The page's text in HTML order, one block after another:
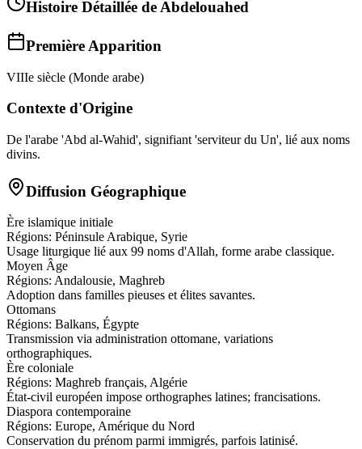
Histoire Détaillée de Abdelouahed
Première Apparition
VIIIe siècle (Monde arabe)
Contexte d'Origine
De l'arabe 'Abd al-Wahid', signifiant 'serviteur du Un', lié aux noms
divins.
Diffusion Géographique
Ère islamique initiale
Régions: Péninsule Arabique, Syrie
Usage liturgique lié aux 99 noms d'Allah, forme arabe classique.
Moyen Âge
Régions: Andalousie, Maghreb
Adoption dans familles pieuses et élites savantes.
Ottomans
Régions: Balkans, Égypte
Transmission via administration ottomane, variations
orthographiques.
Ère coloniale
Régions: Maghreb français, Algérie
État-civil européen impose orthographes latines; francisations.
Diaspora contemporaine
Régions: Europe, Amérique du Nord
Conservation du prénom parmi immigrés, parfois latinisé.